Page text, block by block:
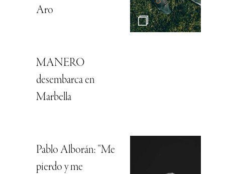
Aro
MANERO
desembarca en
Marbella
Pablo Alborán: “Me
pierdo y me